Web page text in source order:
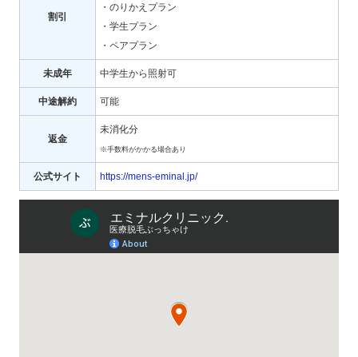
割引
・のりかえプラン
・学生プラン
・ペアプラン
未成年 中学生から照射可
中途解約 可能
返金
未消化分
※手数料がかかる場合あり
公式サイト https://mens-eminal.jp/